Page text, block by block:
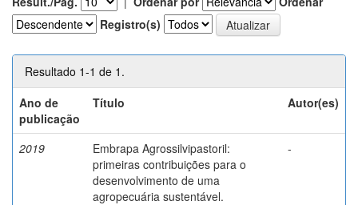
Registro(s)
Resultado 1-1 de 1.
Ano de
publicação
Título Autor(es)
2019
Embrapa Agrossilvipastoril:
primeiras contribuições para o
desenvolvimento de uma
agropecuária sustentável.
-